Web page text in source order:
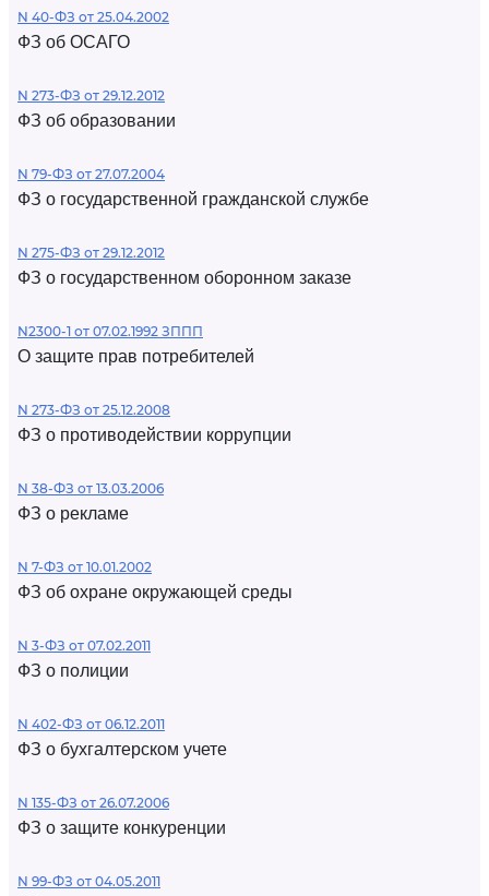
N 40-ФЗ от 25.04.2002
ФЗ об ОСАГО
N 273-ФЗ от 29.12.2012
ФЗ об образовании
N 79-ФЗ от 27.07.2004
ФЗ о государственной гражданской службе
N 275-ФЗ от 29.12.2012
ФЗ о государственном оборонном заказе
N2300-1 от 07.02.1992 ЗППП
О защите прав потребителей
N 273-ФЗ от 25.12.2008
ФЗ о противодействии коррупции
N 38-ФЗ от 13.03.2006
ФЗ о рекламе
N 7-ФЗ от 10.01.2002
ФЗ об охране окружающей среды
N 3-ФЗ от 07.02.2011
ФЗ о полиции
N 402-ФЗ от 06.12.2011
ФЗ о бухгалтерском учете
N 135-ФЗ от 26.07.2006
ФЗ о защите конкуренции
N 99-ФЗ от 04.05.2011